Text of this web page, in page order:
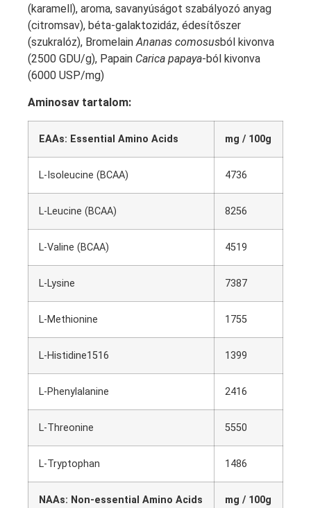
(karamell), aroma, savanyúságot szabályozó anyag
(citromsav), béta-galaktozidáz, édesítőszer
(szukralóz), BromelainAnanas comosusból kivonva
(2500 GDU/g), Papain Carica papaya-ból kivonva
(6000 USP/mg)
Aminosav tartalom:
EAAs: Essential Amino Acids mg / 100g
L-Isoleucine (BCAA) 4736
L-Leucine (BCAA) 8256
L-Valine (BCAA) 4519
L-Lysine 7387
L-Methionine 1755
L-Histidine1516 1399
L-Phenylalanine 2416
L-Threonine 5550
L-Tryptophan 1486
NAAs: Non-essential Amino Acids mg / 100g